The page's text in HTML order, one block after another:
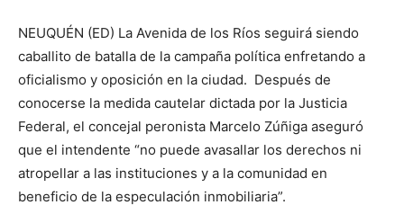
NEUQUÉN (ED) La Avenida de los Ríos seguirá siendo
caballito de batalla de la campaña política enfretando a
oficialismo y oposición en la ciudad. Después de
conocerse la medida cautelar dictada por la Justicia
Federal, el concejal peronista Marcelo Zúñiga aseguró
que el intendente “no puede avasallar los derechos ni
atropellar a las instituciones y a la comunidad en
beneficio de la especulación inmobiliaria”.